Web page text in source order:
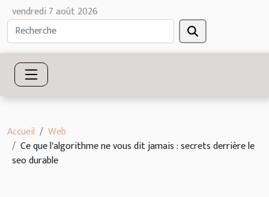
vendredi 7 août 2026
Accueil
Web
Ce que l'algorithme ne vous dit jamais : secrets derrière le
seo durable